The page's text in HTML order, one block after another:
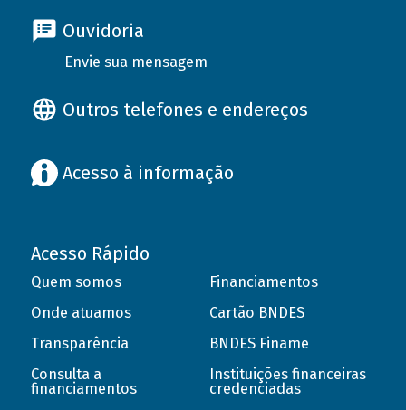
Ouvidoria
Envie sua mensagem
Outros telefones e endereços
Acesso à informação
Acesso Rápido
Quem somos
Onde atuamos
Transparência
Consulta a
financiamentos
Financiamentos
Cartão BNDES
BNDES Finame
Instituições financeiras
credenciadas